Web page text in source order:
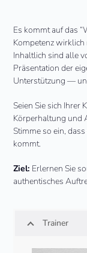
Es kommt auf das
Kompetenz wirklich
Inhaltlich sind alle
Präsentation der
Unterstützung —
Seien Sie sich Ihrer
Körperhaltung und
Stimme so ein,
kommt.
Ziel: Erlernen Sie
authentisches
Trainer